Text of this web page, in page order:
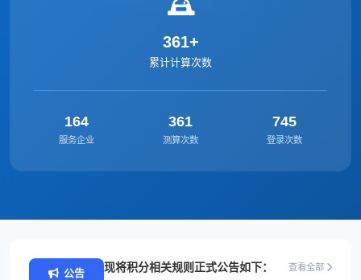
361+
累计计算次数
164
服务企业
361
测算次数
745
登录次数
公告 现将积分相关规则正式公告如下： 查看全部